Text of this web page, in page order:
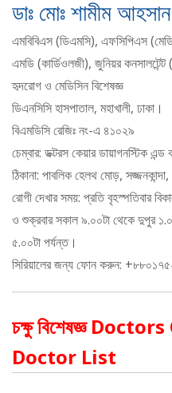
ডাঃ মোঃ শামীম আহসান
এমবিবিএস (ডিএমসি), এফসিপিএস
এমডি (কার্ডিওলজী), জুনিয়র কনসালটেন্ট
হৃদরোগ ও মেডিসিন বিশেষজ্ঞ
ডিএনসিসি হাসপাতাল, মহাখালী, ঢাকা।
বিএমডিসি রেজিঃ নং-এ ৪১০২৯
চেম্বার: ডক্টরস কেয়ার ডায়াগনস্টিক এন্ড
ঠিকানা: পাবলিক হেলথ মোড়, সজ্জনকান্দা,
রোগী দেখার সময়: প্রতি বৃহস্পতিবার
ও শুক্রবার সকাল ৯.০০টা থেকে দুপুর
৫.০০টা পর্যন্ত।
সিরিয়ালের জন্য ফোন করুন:
চক্ষু বিশেষজ্ঞ
Doctor List